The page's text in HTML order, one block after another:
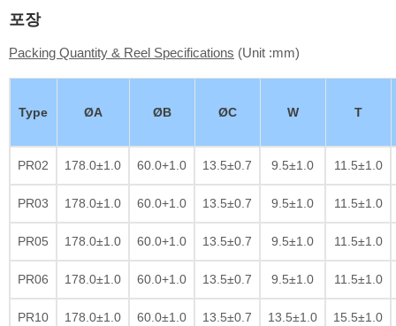
포장
Packing Quantity & Reel Specifications (Unit :mm)
Type ØA ØB ØC W T
PR02 178.0±1.0 60.0+1.0 13.5±0.7 9.5±1.0 11.5±1.0
PR03 178.0±1.0 60.0+1.0 13.5±0.7 9.5±1.0 11.5±1.0
PR05 178.0±1.0 60.0+1.0 13.5±0.7 9.5±1.0 11.5±1.0
PR06 178.0±1.0 60.0+1.0 13.5±0.7 9.5±1.0 11.5±1.0
PR10 178.0±1.0 60.0±1.0 13.5±0.7 13.5±1.0 15.5±1.0